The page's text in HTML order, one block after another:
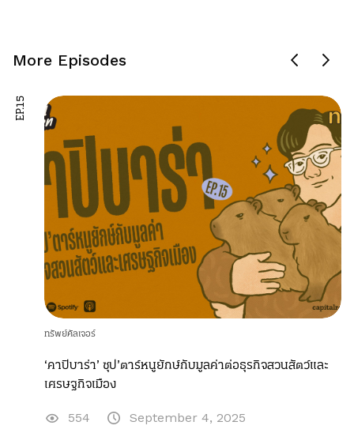
More Episodes
ทรัพย์คัลเจอร์
‘คาปิบาร่า’ ซุป’ตาร์หนูยักษ์กับมูลค่าต่อธุรกิจสวนสัตว์และ
เศรษฐกิจเมือง
EP.15
554 September 4, 2025